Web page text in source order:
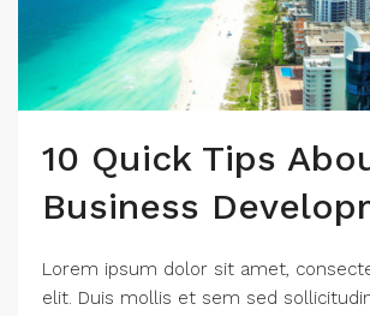
10 Quick Tips
Business
Lorem ipsum dolor sit amet,
elit. Duis mollis et sem sed